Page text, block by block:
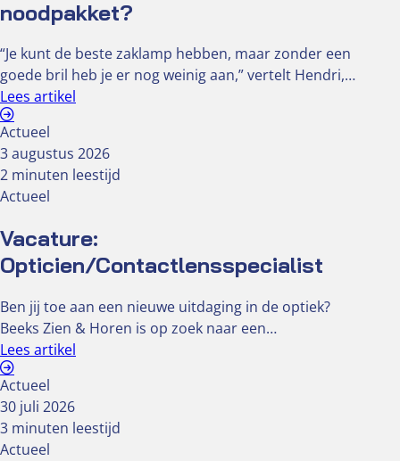
noodpakket?
“Je kunt de beste zaklamp hebben, maar zonder een
goede bril heb je er nog weinig aan,” vertelt Hendri,…
Lees artikel
Actueel
3 augustus 2026
2 minuten leestijd
Actueel
Vacature:
Opticien/Contactlensspecialist
Ben jij toe aan een nieuwe uitdaging in de optiek?
Beeks Zien & Horen is op zoek naar een…
Lees artikel
Actueel
30 juli 2026
3 minuten leestijd
Actueel